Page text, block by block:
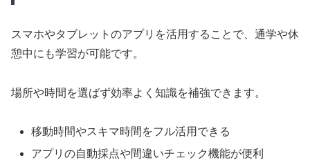
スマホやタブレットのアプリを活用することで、通学や休
憩中にも学習が可能です。
場所や時間を選ばず効率よく知識を補強できます。
移動時間やスキマ時間をフル活用できる
アプリの自動採点や間違いチェック機能が便利